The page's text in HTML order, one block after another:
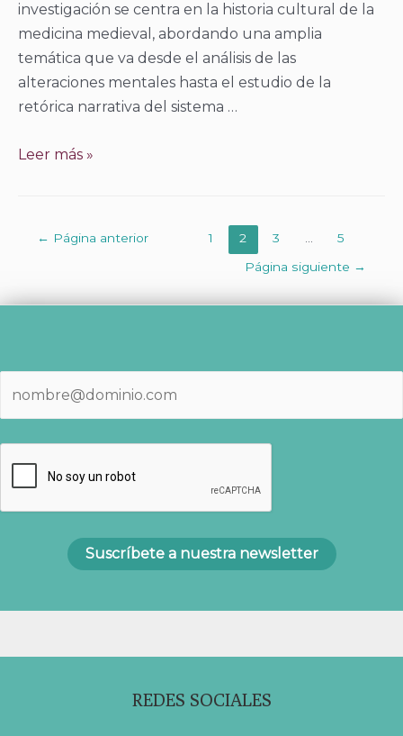
investigación se centra en la historia cultural de la
medicina medieval, abordando una amplia
temática que va desde el análisis de las
alteraciones mentales hasta el estudio de la
retórica narrativa del sistema …
Salmón
Leer más »
Paginación
← Página anterior 1 2 3 5
Página siguiente →
REDES SOCIALES